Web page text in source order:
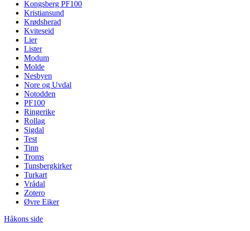
Kongsberg PF100
Kristiansund
Krødsherad
Kviteseid
Lier
Lister
Modum
Molde
Nesbyen
Nore og Uvdal
Notodden
PF100
Ringerike
Rollag
Sigdal
Test
Tinn
Troms
Tunsbergkirker
Turkart
Vrådal
Zotero
Øvre Eiker
Håkons side